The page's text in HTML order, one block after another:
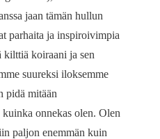
jaan tämän hullun
parhaita ja inspiroivimpia
kilttiä koiraani ja sen
suureksi iloksemme
pidä mitään
kuinka onnekas olen. Olen
paljon enemmän kuin